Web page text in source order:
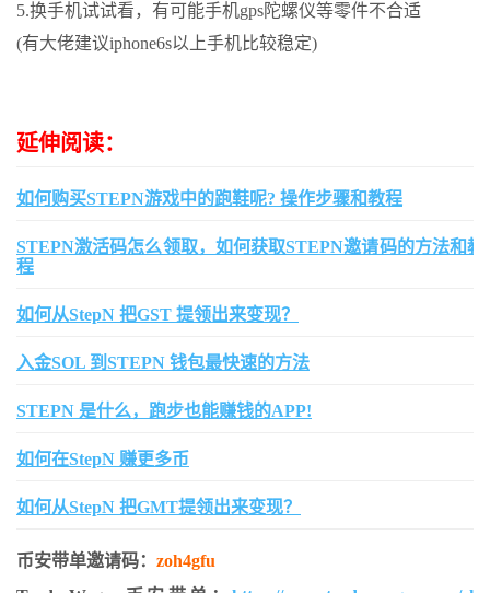
5.换手机试试看，有可能手机gps陀螺仪等零件不合适
(有大佬建议iphone6s以上手机比较稳定)
延伸阅读：
如何购买STEPN游戏中的跑鞋呢? 操作步骤和教程
STEPN激活码怎么领取，如何获取STEPN邀请码的方法和教
程
如何从StepN 把GST 提领出来变现？
入金SOL 到STEPN 钱包最快速的方法
STEPN 是什么，跑步也能赚钱的APP!
如何在StepN 赚更多币
如何从StepN 把GMT提领出来变现？
币安带单邀请码： zoh4gfu